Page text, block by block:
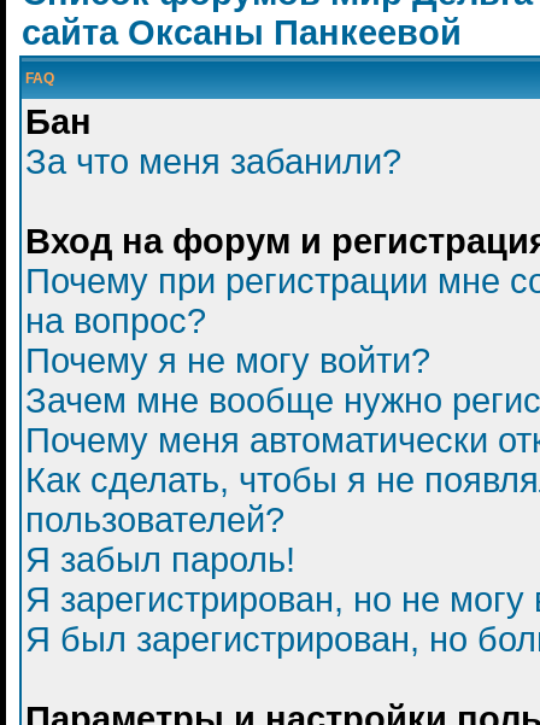
сайта Оксаны Панкеевой
FAQ
Бан
За что меня забанили?
Вход на форум и
Почему при регистрации мне
на вопрос?
Почему я не могу войти?
Зачем мне вообще нужно
Почему меня автоматически
Как сделать, чтобы я не
пользователей?
Я забыл пароль!
Я зарегистрирован, но не могу
Я был зарегистрирован, но